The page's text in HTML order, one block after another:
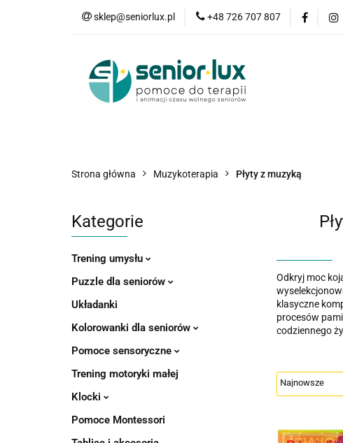
sklep@seniorlux.pl +48 726 707 807
Promocje Nowości
Strona główna Muzykoterapia Płyty z muzyką
Kategorie
Trening umysłu
Puzzle dla seniorów
Układanki
Kolorowanki dla seniorów
Pomoce sensoryczne
Trening motoryki małej
Klocki
Pomoce Montessori
Odkryj moc
klasyczne
procesów
codziennego